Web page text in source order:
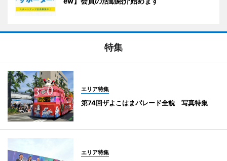
特集
エリア特集
第74回ザよこはまパレード全貌 写真特集
エリア特集